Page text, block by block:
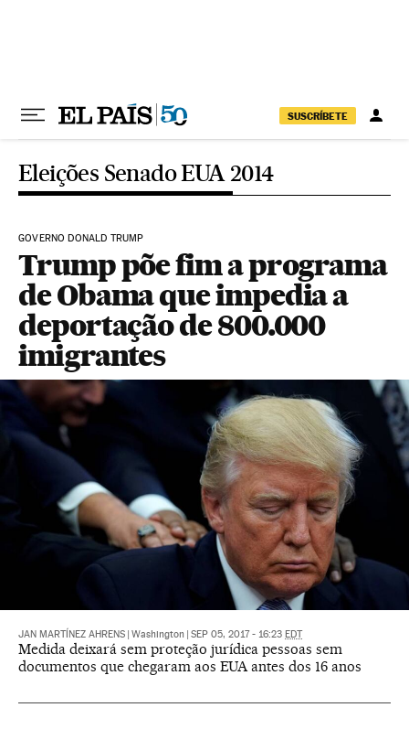
SUSCRÍBETE
Eleições Senado EUA 2014
GOVERNO DONALD TRUMP
Trump põe fim a programa
de Obama que impedia a
deportação de 800.000
imigrantes
JAN MARTÍNEZ AHRENS Washington SEP 05, 2017 - 16:23 EDT
Medida deixará sem proteção jurídica pessoas sem
documentos que chegaram aos EUA antes dos 16 anos